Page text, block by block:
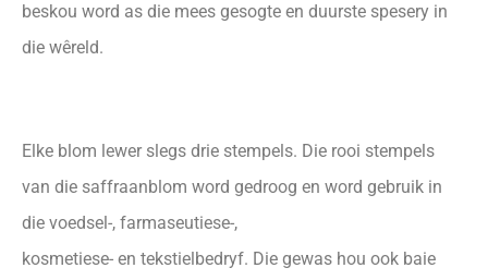
beskou word as die mees gesogte en duurste spesery in
die wêreld.
Elke blom lewer slegs drie stempels. Die rooi stempels
van die saffraanblom word gedroog en word gebruik in
die voedsel-, farmaseutiese-,
kosmetiese- en tekstielbedryf. Die gewas hou ook baie